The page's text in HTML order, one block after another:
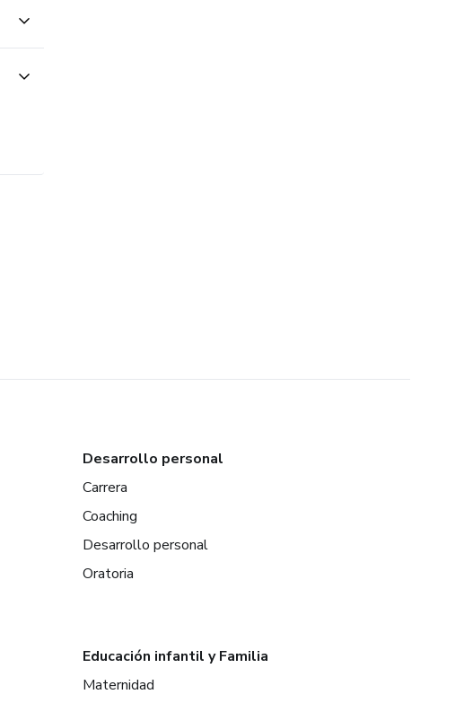
Desarrollo personal
Carrera
Coaching
Desarrollo personal
Oratoria
Educación infantil y Familia
Maternidad